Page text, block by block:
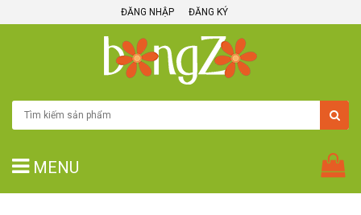
ĐĂNG NHẬP ĐĂNG KÝ
MENU